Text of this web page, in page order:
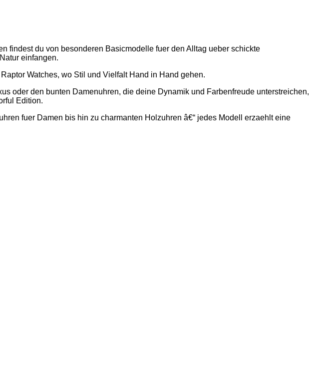
findest du von besonderen Basicmodelle fuer den Alltag ueber schickte
einfangen.
Watches, wo Stil und Vielfalt Hand in Hand gehen.
oder den bunten Damenuhren, die deine Dynamik und Farbenfreude unterstreichen,
Edition.
fuer Damen bis hin zu charmanten Holzuhren â€“ jedes Modell erzaehlt eine